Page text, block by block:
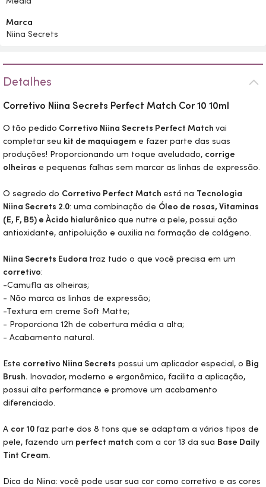
Marca
Niina Secrets
Detalhes
Corretivo Niina Secrets Perfect Match Cor 10 10ml
O tão pedido Corretivo Niina Secrets Perfect Match vai
completar seu kit de maquiagem e fazer parte das suas
produções! Proporcionando um toque aveludado, corrige
olheiras e pequenas falhas sem marcar as linhas de expressão.
O segredo do Corretivo Perfect Match está na Tecnologia
Niina Secrets 2.0: uma combinação de Óleo de rosas, Vitaminas
(E, F, B5) e Àcido hialurônico que nutre a pele, possui ação
antioxidante, antipoluição e auxilia na formação de colágeno.
Niina Secrets Eudora traz tudo o que você precisa em um
corretivo:
-Camufla as olheiras;
- Não marca as linhas de expressão;
-Textura em creme Soft Matte;
- Proporciona 12h de cobertura média a alta;
- Acabamento natural.
Este corretivo Niina Secrets possui um aplicador especial, o Big
Brush. Inovador, moderno e ergonômico, facilita a aplicação,
possui alta performance e promove um acabamento
diferenciado.
A cor 10 faz parte dos 8 tons que se adaptam a vários tipos de
pele, fazendo um perfect match com a cor 13 da sua Base Daily
Tint Cream.
Dica da Niina: você pode usar sua cor como corretivo e as cores